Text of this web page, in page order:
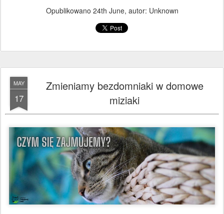
Opublikowano 24th June, autor: Unknown
MAY
17
Zmieniamy bezdomniaki w domowe
miziaki